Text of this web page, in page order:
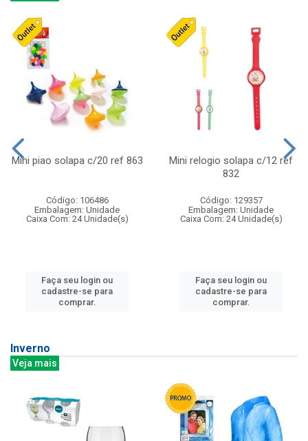
Mini piao solapa c/20 ref 863
Código: 106486
Embalagem: Unidade
Caixa Com: 24 Unidade(s)
Faça seu login ou
cadastre-se para
comprar.
Mini relogio solapa c/12 ref
832
Código: 129357
Embalagem: Unidade
Caixa Com: 24 Unidade(s)
Faça seu login ou
cadastre-se para
comprar.
Inverno
Veja mais